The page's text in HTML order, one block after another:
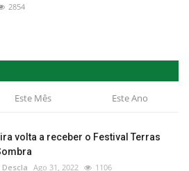
2854
Este Mês Este Ano
volta a receber o Festival Terras
Descla Ago 31, 2022 1106